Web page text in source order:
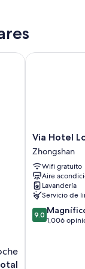
Via
Hotel
Loft
Zhongshan
Via Hotel
Zhongshan
Wifi gratuito
Aire
Lavandería
Servicio de
9.0
de
9.0
1,006
Via Hotel Loft